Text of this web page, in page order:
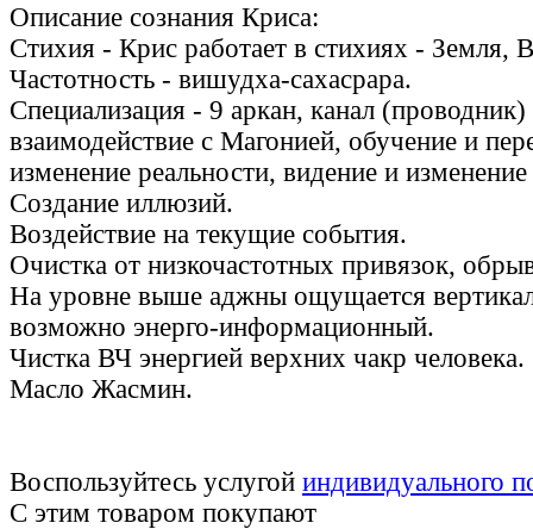
Описание сознания Криса:
Стихия - Крис работает в стихиях - Земля,
Частотность - вишудха-сахасрара.
Специализация - 9 аркан, канал
взаимодействие с Магонией, обучение и
изменение реальности, видение и
Создание иллюзий.
Воздействие на текущие события.
Очистка от низкочастотных привязок,
На уровне выше аджны ощущается
возможно энерго-информационный.
Чистка ВЧ энергией верхних чакр человека.
Масло Жасмин.
Воспользуйтесь услугой индивидуального
С этим товаром покупают